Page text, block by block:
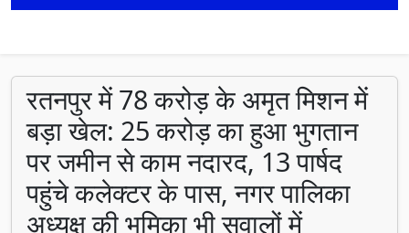
रतनपुर में 78 करोड़ के अमृत मिशन में
बड़ा खेल: 25 करोड़ का हुआ भुगतान
पर जमीन से काम नदारद, 13 पार्षद
पहुंचे कलेक्टर के पास, नगर पालिका
अध्यक्ष की भूमिका भी सवालों में